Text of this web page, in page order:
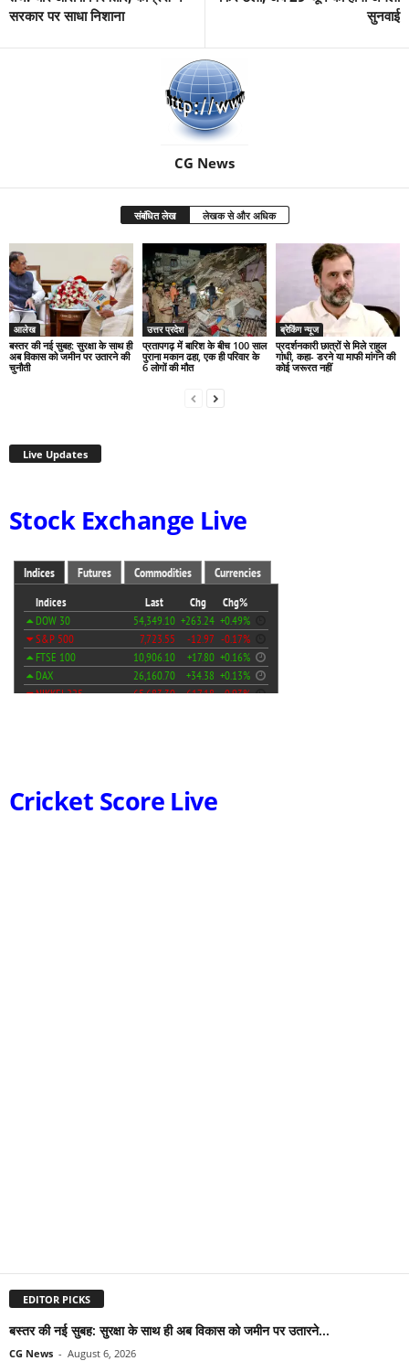
सरकार पर साधा निशाना
सुनवाई
CG News
संबंधित लेख लेखक से और अधिक
आलेख
बस्तर की नई सुबह: सुरक्षा के साथ ही
अब विकास को जमीन पर उतारने की
चुनौती
उत्तर प्रदेश
प्रतापगढ़ में बारिश के बीच 100 साल
पुराना मकान ढहा, एक ही परिवार के
6 लोगों की मौत
ब्रेकिंग न्यूज
प्रदर्शनकारी छात्रों से मिले राहुल
गांधी, कहा- डरने या माफी मांगने की
कोई जरूरत नहीं
Live Updates
Stock Exchange Live
Cricket Score Live
EDITOR PICKS
बस्तर की नई सुबह: सुरक्षा के साथ ही अब विकास को जमीन पर उतारने...
CG News - August 6, 2026